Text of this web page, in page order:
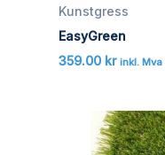
Kunstgress
EasyGreen
359.00 kr inkl. Mva